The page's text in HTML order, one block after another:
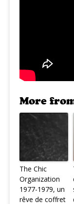
More
The Chic
Organization
1977-1979, un
rêve de coffret